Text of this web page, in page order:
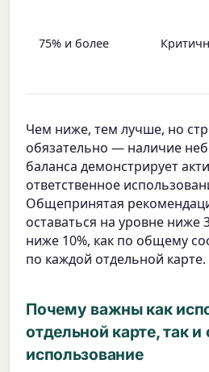
75% и более
Чем ниже, тем лучше, но
обязательно — наличие
баланса демонстрирует
ответственное
Общепринятая
оставаться на уровне ниже
ниже 10%, как по общему
по каждой отдельной карте.
Почему важны как
отдельной карте, так
использование